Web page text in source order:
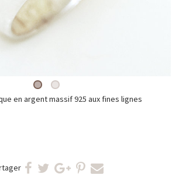
en argent massif 925 aux fines lignes